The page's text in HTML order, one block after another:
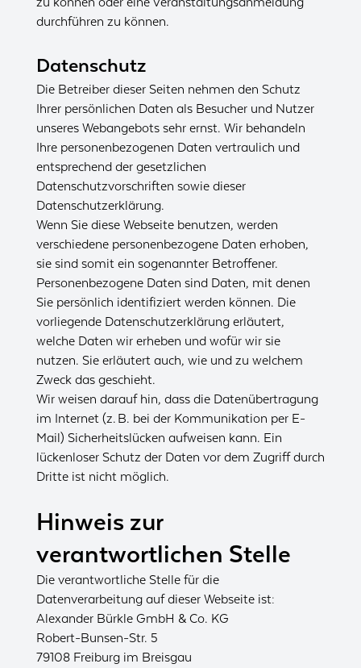
durchführen zu können.
Datenschutz
Die Betreiber dieser Seiten nehmen den Schutz
Ihrer persönlichen Daten als Besucher und Nutzer
unseres Webangebots sehr ernst. Wir behandeln
Ihre personenbezogenen Daten vertraulich und
entsprechend der gesetzlichen
Datenschutzvorschriften sowie dieser
Datenschutzerklärung.
Wenn Sie diese Webseite benutzen, werden
verschiedene personenbezogene Daten erhoben,
sie sind somit ein sogenannter Betroffener.
Personenbezogene Daten sind Daten, mit denen
Sie persönlich identifiziert werden können. Die
vorliegende Datenschutzerklärung erläutert,
welche Daten wir erheben und wofür wir sie
nutzen. Sie erläutert auch, wie und zu welchem
Zweck das geschieht.
Wir weisen darauf hin, dass die Datenübertragung
im Internet (z. B. bei der Kommunikation per E-
Mail) Sicherheitslücken aufweisen kann. Ein
lückenloser Schutz der Daten vor dem Zugriff durch
Dritte ist nicht möglich.
Hinweis zur
verantwortlichen Stelle
Die verantwortliche Stelle für die
Datenverarbeitung auf dieser Webseite ist:
Alexander Bürkle GmbH & Co. KG
Robert-Bunsen-Str. 5
79108 Freiburg im Breisgau